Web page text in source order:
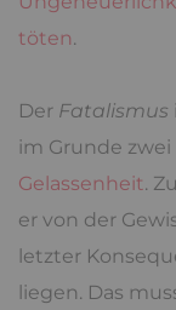
töten.
Der Fatalismus
im Grunde
Gelassenheit.
er von der
letzter
liegen. Das